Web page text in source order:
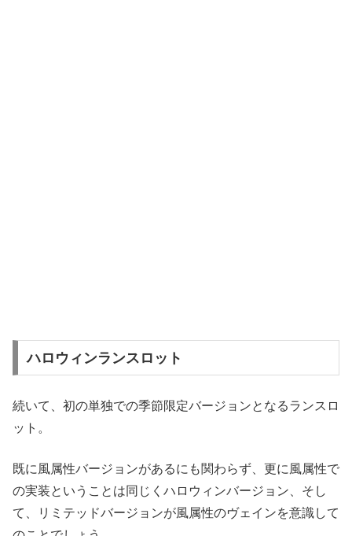
ハロウィンランスロット
続いて、初の単独での季節限定バージョンとなるランスロ
ット。
既に風属性バージョンがあるにも関わらず、更に風属性で
の実装ということは同じくハロウィンバージョン、そし
て、リミテッドバージョンが風属性のヴェインを意識して